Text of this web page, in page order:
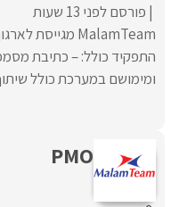
פורסם לפני 13 שעות
התפקיד כולל: – כתיבת
ומימושם במערכת כולל
PMO